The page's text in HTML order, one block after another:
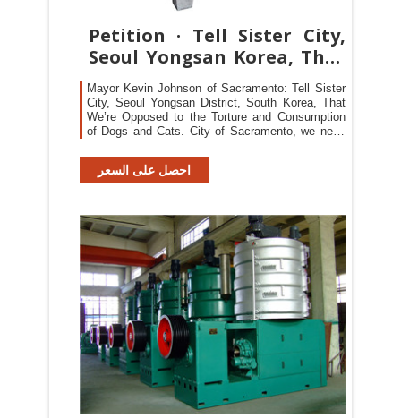
Petition · Tell Sister City,
Seoul Yongsan Korea, That
We
Mayor Kevin Johnson of Sacramento: Tell Sister
City, Seoul Yongsan District, South Korea, That
We’re Opposed to the Torture and Consumption
of Dogs and Cats. City of Sacramento, we need
and cat meat trade operating within the
boundaries of your Sister city, Seoul Yongsan
احصل على السعر